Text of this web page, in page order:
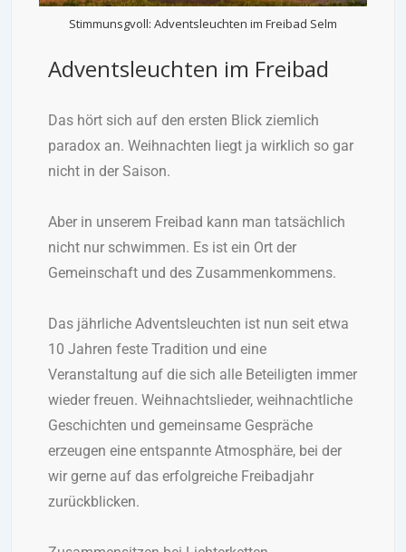
Stimmunsgvoll: Adventsleuchten im Freibad Selm
Adventsleuchten im Freibad
Das hört sich auf den ersten Blick ziemlich
paradox an. Weihnachten liegt ja wirklich so gar
nicht in der Saison.
Aber in unserem Freibad kann man tatsächlich
nicht nur schwimmen. Es ist ein Ort der
Gemeinschaft und des Zusammenkommens.
Das jährliche Adventsleuchten ist nun seit etwa
10 Jahren feste Tradition und eine
Veranstaltung auf die sich alle Beteiligten immer
wieder freuen. Weihnachtslieder, weihnachtliche
Geschichten und gemeinsame Gespräche
erzeugen eine entspannte Atmosphäre, bei der
wir gerne auf das erfolgreiche Freibadjahr
zurückblicken.